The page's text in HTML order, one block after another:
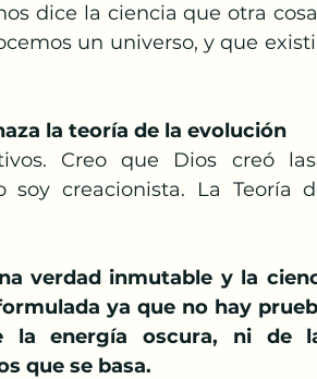
dice la ciencia que otra
un universo, y que
la teoría de la evolución
Creo que Dios creó
soy creacionista. La
verdad inmutable y la
ya que no hay
la energía oscura, ni de
que se basa.